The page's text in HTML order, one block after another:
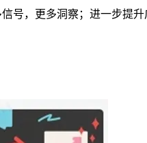
号，更多洞察；进一步提